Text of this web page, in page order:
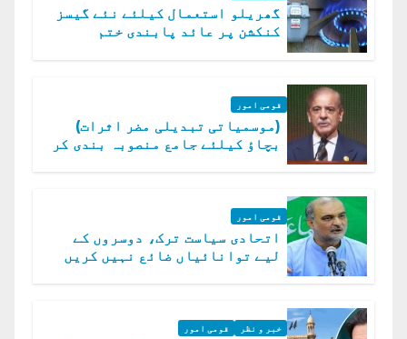
گھریلو استعمال کیلئے نئے گیسز
کنکشن پر عائد پابندی ختم
قومی امور
(موسمیاتی تبدیلی مضر اثرات)
بچاؤ کیلئے جامع منصوبہ بندی کر
قومی امور
اتحادی سیاست ترک، دوسروں کے
لیے توانائیاں ضائع نہیں کریں
خبر و نظر قومی امور